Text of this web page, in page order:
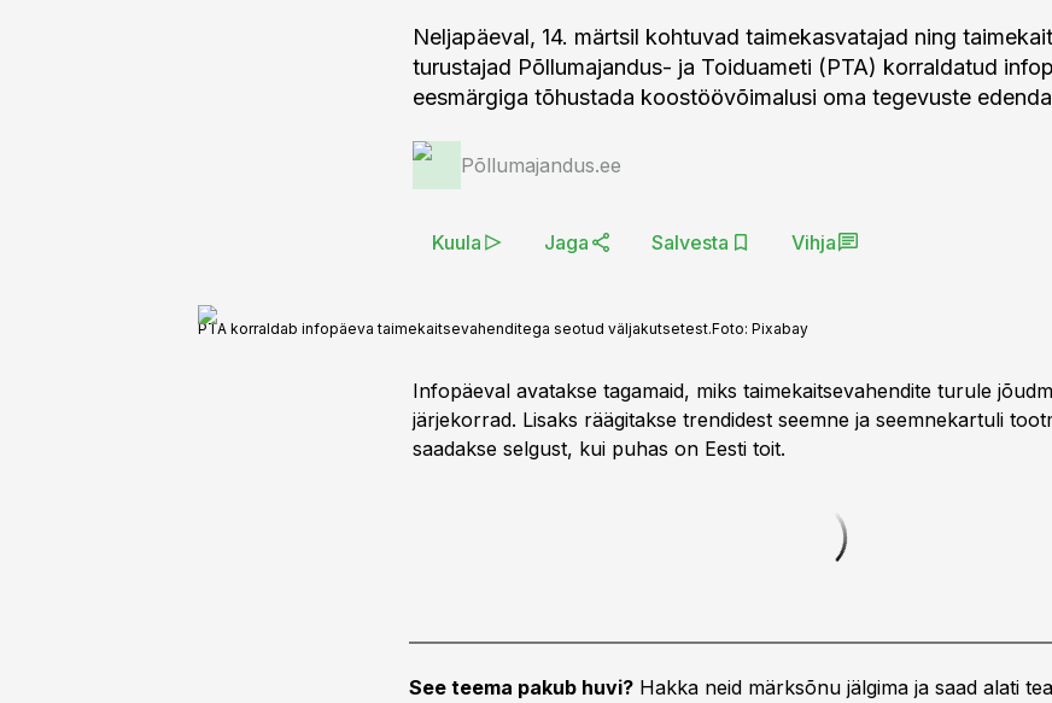
Neljapäeval, 14. märtsil kohtuvad taimekasvatajad ning
turustajad Põllumajandus- ja Toiduameti (PTA) korraldatud
eesmärgiga tõhustada koostöövõimalusi oma tegevuste
Põllumajandus.ee
Kuula Jaga Salvesta Vihja
PTA korraldab infopäeva taimekaitsevahenditega seotud väljakutsetest.Foto: Pixabay
Infopäeval avatakse tagamaid, miks taimekaitsevahendite turule
järjekorrad. Lisaks räägitakse trendidest seemne ja seemnekartuli
saadakse selgust, kui puhas on Eesti toit.
See teema pakub huvi? Hakka neid märksõnu jälgima ja saad alati